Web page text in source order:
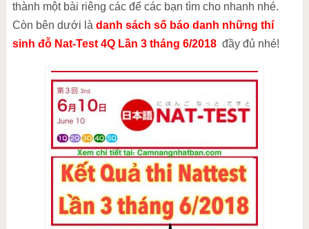
thành một bài riêng các để các bạn tìm cho nhanh nhé.
Còn bên dưới là danh sách số báo danh những thí
sinh đỗ Nat-Test 4Q Lần 3 tháng 6/2018đầy đủ nhé!